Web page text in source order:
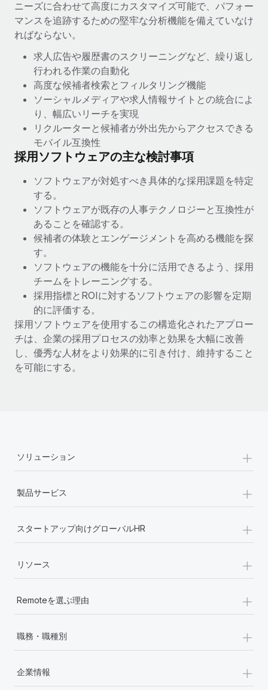
Compliance Watchtower
コンプライアンスリスクを先回りして対応
デバイス管理
ITデバイスを世界規模で提供・管理
法人設立
法令順守した法人をスピーディに設立
移住・転勤
従業員の異動をスムーズに
従業員の福利厚生を簡単に管理
ブログ
グローバル給与処理
EORおよびPEO
契約社員管理
税務
ブログを読む
ブログ
Remoteの製品アップデート：GustoとXeroの統合お
よびContractor Management Plus（契約社員管理
プラス）
Remoteの使命は、世界のどこにいても、あらゆる規模の企業が
業務に最適な人材を採用し、管理し、給与を支給できるようにす
ることです。この数週間で、新しい統合、機能、改良点をリリー
スしました。...
詳細を見る
給与詐欺：種類、事例、ビジネスを守る方法
ニーズに合わせて高度にカスタマイズ可能で、パフォー
マンスを追跡するための堅牢な分析機能を備えていなけ
ればならない。
求人広告や履歴書のスクリーニングなど、繰り返し
行われる作業の自動化
高度な候補者検索とフィルタリング機能
ソーシャルメディアや求人情報サイトとの統合によ
り、幅広いリーチを実現
リクルーターと候補者が外出先からアクセスできる
モバイル互換性
採用ソフトウェアの主な検討事項
ソフトウェアが対処すべき具体的な採用課題を特定
する。
ソフトウェアが既存の人事テクノロジーと互換性が
あることを確認する。
候補者の体験とエンゲージメントを高める機能を探
す。
ソフトウェアの機能を十分に活用できるよう、採用
チームをトレーニングする。
採用指標とROIに対するソフトウェアの影響を定期
的に評価する。
採用ソフトウェアを使用するこの構造化されたアプロー
チは、企業の採用プロセスの効率と効果を大幅に改善
し、優秀な人材をより効果的に引き付け、維持すること
を可能にする。
ソリューション +
製品サービス +
スタートアップ向けグローバルHR +
リソース +
Remoteを選ぶ理由 +
職務・職種別 +
企業情報 +